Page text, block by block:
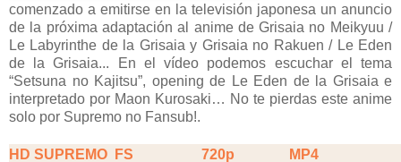
comenzado a emitirse en la televisión japonesa un anuncio
de la próxima adaptación al anime de Grisaia no Meikyuu /
Le Labyrinthe de la Grisaia y Grisaia no Rakuen / Le Eden
de la Grisaia... En el vídeo podemos escuchar el tema
“Setsuna no Kajitsu”, opening de Le Eden de la Grisaia e
interpretado por Maon Kurosaki… No te pierdas este anime
solo por Supremo no Fansub!.
HD SUPREMO FS 720p
MP4